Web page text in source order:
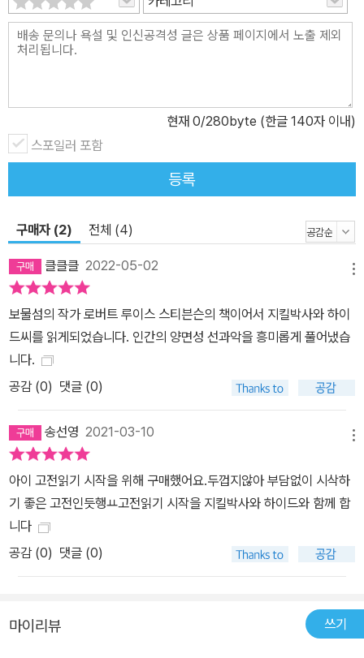
현재 0/280byte (한글 140자 이내)
스포일러 포함
등록
구매자 (2) 전체 (4)
클클클 2022-05-02
보물섬의 작가 로버트 루이스 스티븐슨의 책이어서 지킬박사와 하이
드씨를 읽게되었습니다. 인간의 양면성 선과악을 흥미롭게 풀어냈습
니다.
공감 (0) 댓글 (0)
송선영 2021-03-10
아이 고전읽기 시작을 위해 구매했어요.두껍지않아 부담없이 시삭하
기 좋은 고전인듯행ㅛ고전읽기 시작을 지킬박사와 하이드와 함께 합
니다
공감 (0) 댓글 (0)
마이리뷰 쓰기